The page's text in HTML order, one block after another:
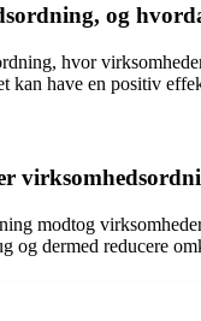
og
hvor
kan have en positiv
modtog
og dermed reducere